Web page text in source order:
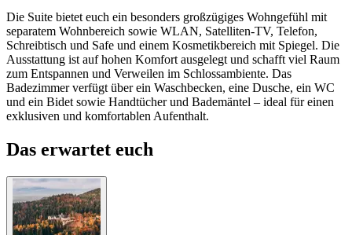
Die Suite bietet euch ein besonders großzügiges Wohngefühl mit
separatem Wohnbereich sowie WLAN, Satelliten-TV, Telefon,
Schreibtisch und Safe und einem Kosmetikbereich mit Spiegel. Die
Ausstattung ist auf hohen Komfort ausgelegt und schafft viel Raum
zum Entspannen und Verweilen im Schlossambiente. Das
Badezimmer verfügt über ein Waschbecken, eine Dusche, ein WC
und ein Bidet sowie Handtücher und Bademäntel – ideal für einen
exklusiven und komfortablen Aufenthalt.
Das erwartet euch